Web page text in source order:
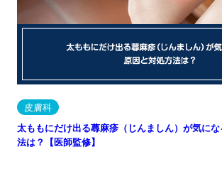
皮膚科
太ももにだけ出る蕁麻疹（じんましん）が気に
法は？【医師監修】